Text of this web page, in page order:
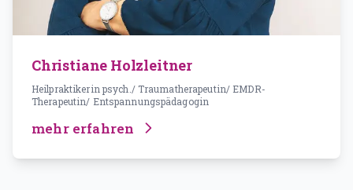
Christiane Holzleitner
Heilpraktikerin psych./ Traumatherapeutin/ EMDR-
Therapeutin/ Entspannungspädagogin
mehr erfahren